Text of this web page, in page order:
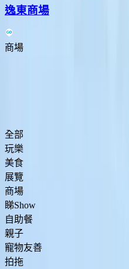
逸東商場
商場
全部
玩樂
美食
展覽
商場
睇Show
自助餐
親子
寵物友善
拍拖